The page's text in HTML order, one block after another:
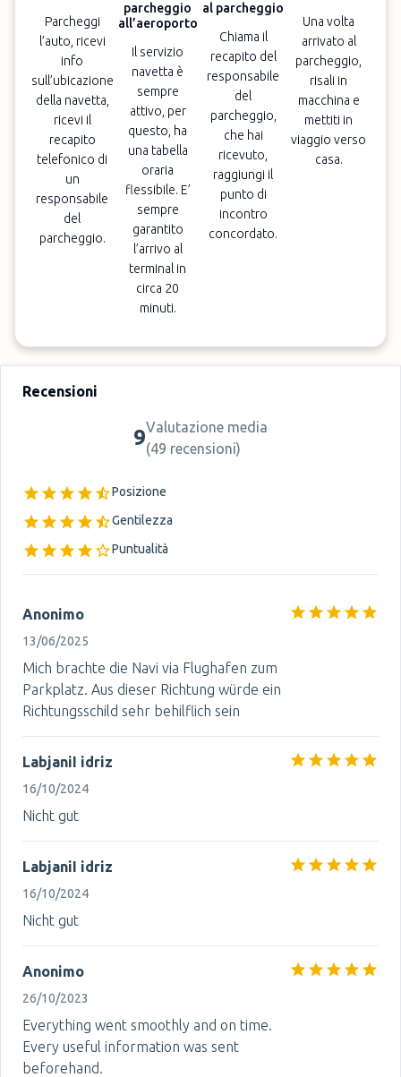
Parcheggi
l’auto, ricevi
info
sull’ubicazione
della navetta,
ricevi il
recapito
telefonico di
un
responsabile
del
parcheggio.
parcheggio
all’aeroporto
Il servizio
navetta è
sempre
attivo, per
questo, ha
una tabella
oraria
flessibile. E’
sempre
garantito
l’arrivo al
terminal in
circa 20
minuti.
al parcheggio
Chiama il
recapito del
responsabile
del
parcheggio,
che hai
ricevuto,
raggiungi il
punto di
incontro
concordato.
Una volta
arrivato al
parcheggio,
risali in
macchina e
mettiti in
viaggio verso
casa.
Recensioni
9Valutazione media
(49 recensioni)
Posizione
Gentilezza
Puntualità
Anonimo
13/06/2025
Mich brachte die Navi via Flughafen zum
Parkplatz. Aus dieser Richtung würde ein
Richtungsschild sehr behilflich sein
LabjaniI idriz
16/10/2024
Nicht gut
LabjaniI idriz
16/10/2024
Nicht gut
Anonimo
26/10/2023
Everything went smoothly and on time.
Every useful information was sent
beforehand.